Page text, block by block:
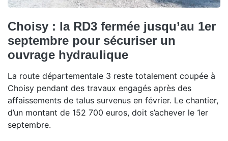
Choisy : la RD3 fermée jusqu’au 1er
septembre pour sécuriser un
ouvrage hydraulique
La route départementale 3 reste totalement coupée à
Choisy pendant des travaux engagés après des
affaissements de talus survenus en février. Le chantier,
d’un montant de 152 700 euros, doit s’achever le 1er
septembre.